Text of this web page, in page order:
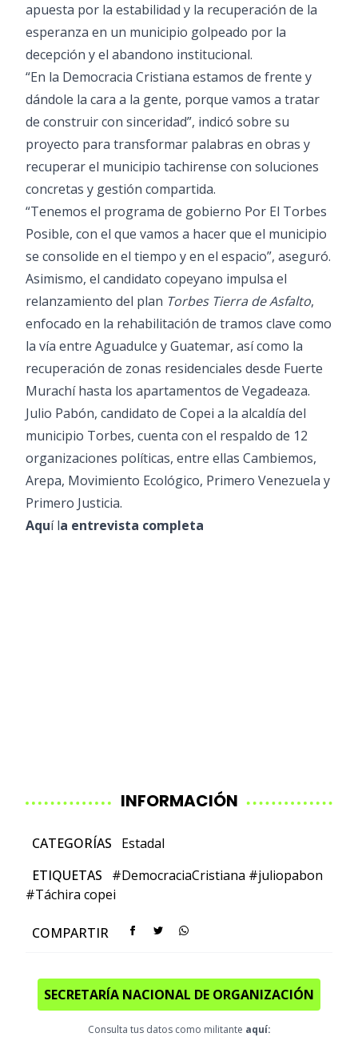
apuesta por la estabilidad y la recuperación de la
esperanza en un municipio golpeado por la
decepción y el abandono institucional.
“En la Democracia Cristiana estamos de frente y
dándole la cara a la gente, porque vamos a tratar
de construir con sinceridad”, indicó sobre su
proyecto para transformar palabras en obras y
recuperar el municipio tachirense con soluciones
concretas y gestión compartida.
“Tenemos el programa de gobierno Por El Torbes
Posible, con el que vamos a hacer que el municipio
se consolide en el tiempo y en el espacio”, aseguró.
Asimismo, el candidato copeyano impulsa el
relanzamiento del plan Torbes Tierra de Asfalto,
enfocado en la rehabilitación de tramos clave como
la vía entre Aguadulce y Guatemar, así como la
recuperación de zonas residenciales desde Fuerte
Murachí hasta los apartamentos de Vegadeaza.
Julio Pabón, candidato de Copei a la alcaldía del
municipio Torbes, cuenta con el respaldo de 12
organizaciones políticas, entre ellas Cambiemos,
Arepa, Movimiento Ecológico, Primero Venezuela y
Primero Justicia.
Aquí la entrevista completa
INFORMACIÓN
CATEGORÍAS
Estadal
ETIQUETAS
#DemocraciaCristiana #juliopabon
#Táchira copei
COMPARTIR
SECRETARÍA NACIONAL DE ORGANIZACIÓN
Consulta tus datos como militante aquí: